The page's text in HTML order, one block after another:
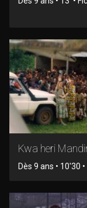
Kwa heri
Dès 9 ans • 10'30